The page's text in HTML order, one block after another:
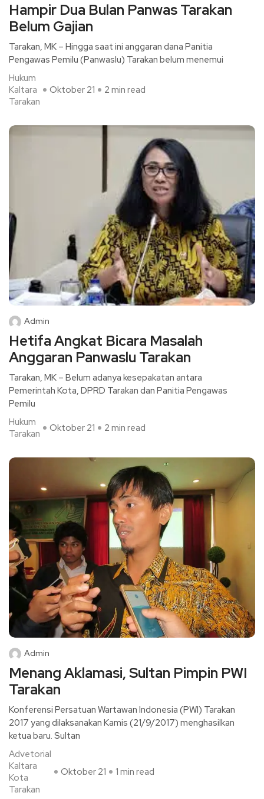
Hampir Dua Bulan Panwas Tarakan
Belum Gajian
Tarakan, MK – Hingga saat ini anggaran dana Panitia
Pengawas Pemilu (Panwaslu) Tarakan belum menemui
Hukum
Kaltara
Tarakan
Oktober 21 2 min read
Admin
Hetifa Angkat Bicara Masalah
Anggaran Panwaslu Tarakan
Tarakan, MK – Belum adanya kesepakatan antara
Pemerintah Kota, DPRD Tarakan dan Panitia Pengawas
Pemilu
Hukum
Tarakan
Oktober 21 2 min read
Admin
Menang Aklamasi, Sultan Pimpin PWI
Tarakan
Konferensi Persatuan Wartawan Indonesia (PWI) Tarakan
2017 yang dilaksanakan Kamis (21/9/2017) menghasilkan
ketua baru. Sultan
Advetorial
Kaltara
Kota
Tarakan
Oktober 21 1 min read